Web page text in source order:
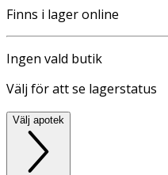
Finns i lager online
Ingen vald butik
Välj för att se lagerstatus
Välj apotek